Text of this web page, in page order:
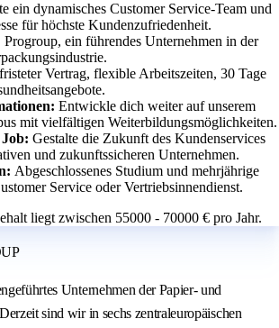
ein dynamisches Customer Service-Team und
für höchste Kundenzufriedenheit.
Progroup, ein führendes Unternehmen in der
Vertrag, flexible Arbeitszeiten, 30 Tage
Entwickle dich weiter auf unserem
mit vielfältigen Weiterbildungsmöglichkeiten.
Gestalte die Zukunft des Kundenservices
und zukunftssicheren Unternehmen.
Abgeschlossenes Studium und mehrjährige
Service oder Vertriebsinnendienst.
liegt zwischen 55000 - 70000 € pro Jahr.
Unternehmen der Papier- und
sind wir in sechs zentraleuropäischen